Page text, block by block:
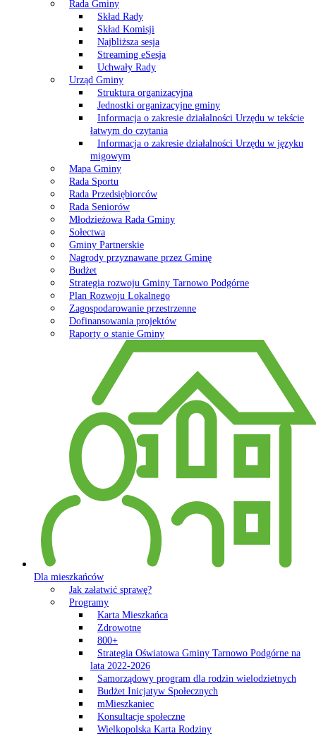
Rada Gminy
Skład Rady
Skład Komisji
Najbliższa sesja
Streaming eSesja
Uchwały Rady
Urząd Gminy
Struktura organizacyjna
Jednostki organizacyjne gminy
Informacja o zakresie działalności Urzędu w tekście
łatwym do czytania
Informacja o zakresie działalności Urzędu w języku
migowym
Mapa Gminy
Rada Sportu
Rada Przedsiębiorców
Rada Seniorów
Młodzieżowa Rada Gminy
Sołectwa
Gminy Partnerskie
Nagrody przyznawane przez Gminę
Budżet
Strategia rozwoju Gminy Tarnowo Podgórne
Plan Rozwoju Lokalnego
Zagospodarowanie przestrzenne
Dofinansowania projektów
Raporty o stanie Gminy
Dla mieszkańców
Jak załatwić sprawę?
Programy
Karta Mieszkańca
Zdrowotne
800+
Strategia Oświatowa Gminy Tarnowo Podgórne na
lata 2022-2026
Samorządowy program dla rodzin wielodzietnych
Budżet Inicjatyw Społecznych
mMieszkaniec
Konsultacje społeczne
Wielkopolska Karta Rodziny